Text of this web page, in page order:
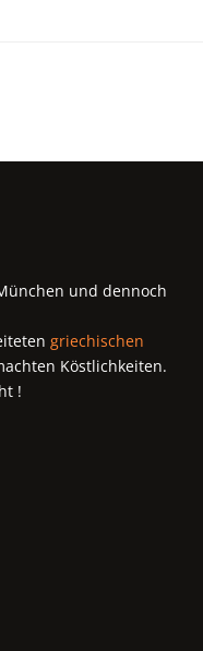
und dennoch
griechischen
Köstlichkeiten.
!